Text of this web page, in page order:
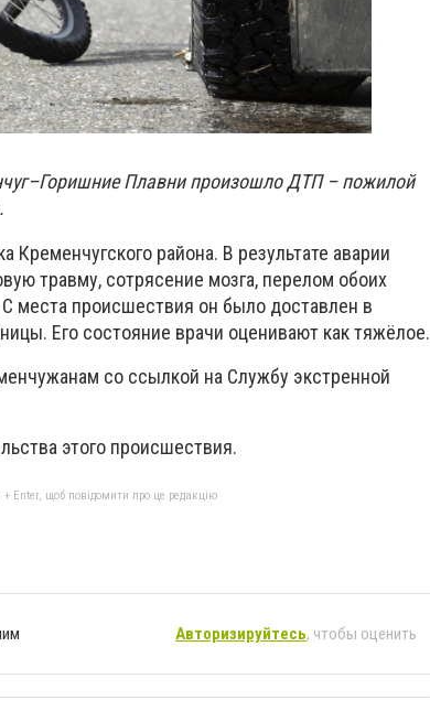
Плавни произошло ДТП – пожилой
района. В результате аварии
травму, сотрясение мозга, перелом обоих
места происшествия он было доставлен в
Его состояние врачи оценивают как тяжёлое.
со ссылкой на Службу экстренной
этого происшествия.
Enter, щоб повідомити про це редакцію
Авторизируйтесь, чтобы оценить